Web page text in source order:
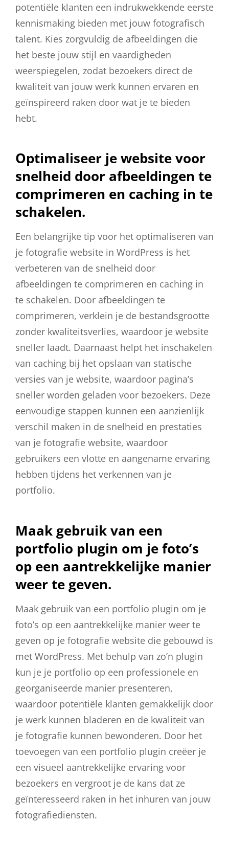
potentiële klanten een indrukwekkende eerste
kennismaking bieden met jouw fotografisch
talent. Kies zorgvuldig de afbeeldingen die
het beste jouw stijl en vaardigheden
weerspiegelen, zodat bezoekers direct de
kwaliteit van jouw werk kunnen ervaren en
geïnspireerd raken door wat je te bieden
hebt.
Optimaliseer je website voor
snelheid door afbeeldingen te
comprimeren en caching in te
schakelen.
Een belangrijke tip voor het optimaliseren van
je fotografie website in WordPress is het
verbeteren van de snelheid door
afbeeldingen te comprimeren en caching in
te schakelen. Door afbeeldingen te
comprimeren, verklein je de bestandsgrootte
zonder kwaliteitsverlies, waardoor je website
sneller laadt. Daarnaast helpt het inschakelen
van caching bij het opslaan van statische
versies van je website, waardoor pagina’s
sneller worden geladen voor bezoekers. Deze
eenvoudige stappen kunnen een aanzienlijk
verschil maken in de snelheid en prestaties
van je fotografie website, waardoor
gebruikers een vlotte en aangename ervaring
hebben tijdens het verkennen van je
portfolio.
Maak gebruik van een
portfolio plugin om je foto’s
op een aantrekkelijke manier
weer te geven.
Maak gebruik van een portfolio plugin om je
foto’s op een aantrekkelijke manier weer te
geven op je fotografie website die gebouwd is
met WordPress. Met behulp van zo’n plugin
kun je je portfolio op een professionele en
georganiseerde manier presenteren,
waardoor potentiële klanten gemakkelijk door
je werk kunnen bladeren en de kwaliteit van
je fotografie kunnen bewonderen. Door het
toevoegen van een portfolio plugin creëer je
een visueel aantrekkelijke ervaring voor
bezoekers en vergroot je de kans dat ze
geïnteresseerd raken in het inhuren van jouw
fotografiediensten.